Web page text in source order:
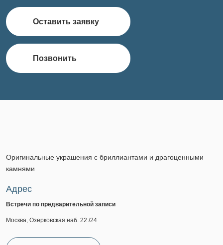
Оставить заявку
Позвонить
Оригинальные украшения с бриллиантами и драгоценными
камнями
Адрес
Встречи по предварительной записи
Москва, Озерковская наб. 22 /24